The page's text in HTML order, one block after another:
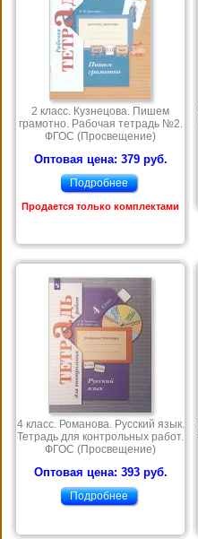
2 класс. Кузнецова. Пишем
грамотно. Рабочая тетрадь №2.
ФГОС (Просвещение)
Оптовая цена: 379 руб.
Подробнее
Продается только комплектами
4 класс. Романова. Русский язык.
Тетрадь для контрольных работ.
ФГОС (Просвещение)
Оптовая цена: 393 руб.
Подробнее